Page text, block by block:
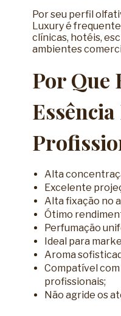
Por seu perfil
Luxury é
clínicas, hotéis,
ambientes
Por Que
Alta
Excelente
Alta fixação no
Ótimo
Perfumação
Ideal para
Aroma
Compatível
profissionais;
Não agride os